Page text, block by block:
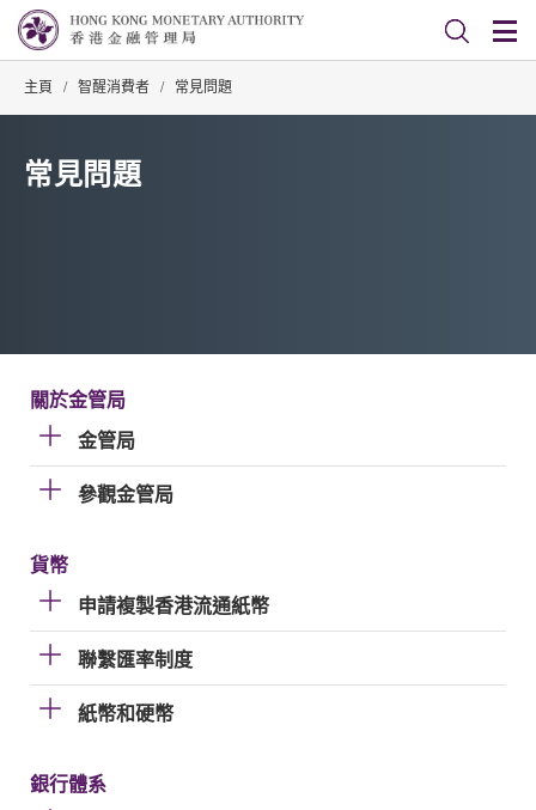
主頁 / 智醒消費者 / 常見問題
常見問題
關於金管局
金管局
參觀金管局
貨幣
申請複製香港流通紙幣
聯繫匯率制度
紙幣和硬幣
銀行體系